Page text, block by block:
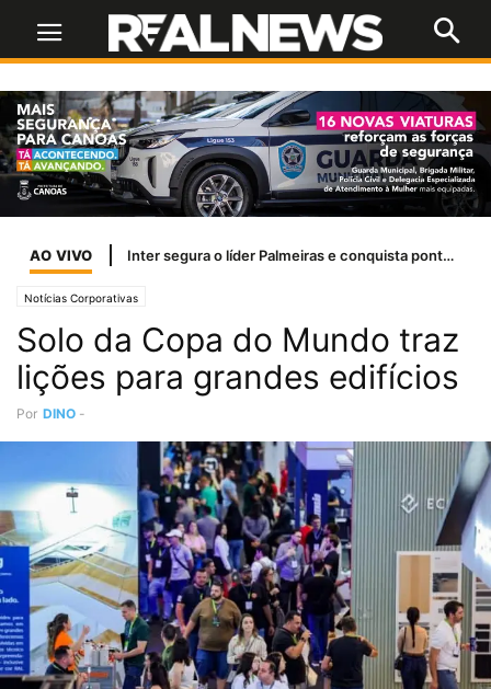
AO VIVO Flávio Bolsonaro publica carta ao pai após Moraes negar visita no Dia dos Pais
Notícias Corporativas
Solo da Copa do Mundo traz
lições para grandes edifícios
Por DINO -